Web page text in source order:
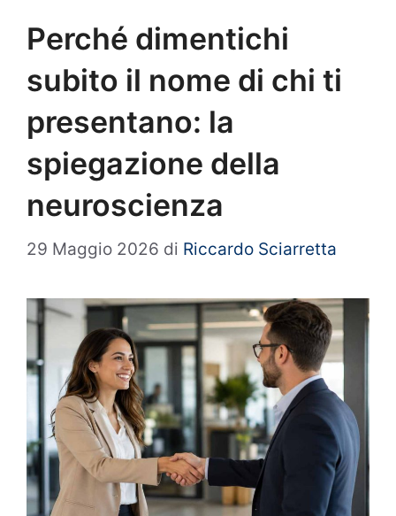
Perché dimentichi
subito il nome di chi ti
presentano: la
spiegazione della
neuroscienza
29 Maggio 2026 di Riccardo Sciarretta